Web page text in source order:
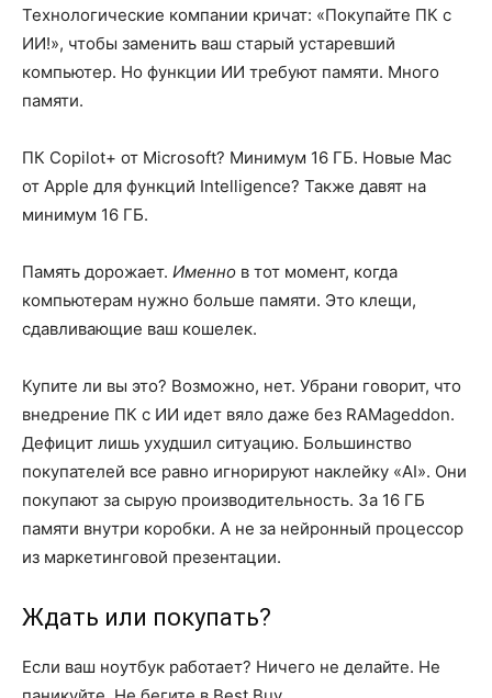
Технологические компании кричат: «Покупайте ПК с
ИИ!», чтобы заменить ваш старый устаревший
компьютер. Но функции ИИ требуют памяти. Много
памяти.
ПК Copilot+ от Microsoft? Минимум 16 ГБ. Новые Mac
от Apple для функций Intelligence? Также давят на
минимум 16 ГБ.
Память дорожает. Именно в тот момент, когда
компьютерам нужно больше памяти. Это клещи,
сдавливающие ваш кошелек.
Купите ли вы это? Возможно, нет. Убрани говорит, что
внедрение ПК с ИИ идет вяло даже без RAMageddon.
Дефицит лишь ухудшил ситуацию. Большинство
покупателей все равно игнорируют наклейку «AI». Они
покупают за сырую производительность. За 16 ГБ
памяти внутри коробки. А не за нейронный процессор
из маркетинговой презентации.
Ждать или покупать?
Если ваш ноутбук работает? Ничего не делайте. Не